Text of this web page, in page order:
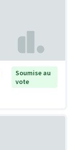
Soumise au
vote